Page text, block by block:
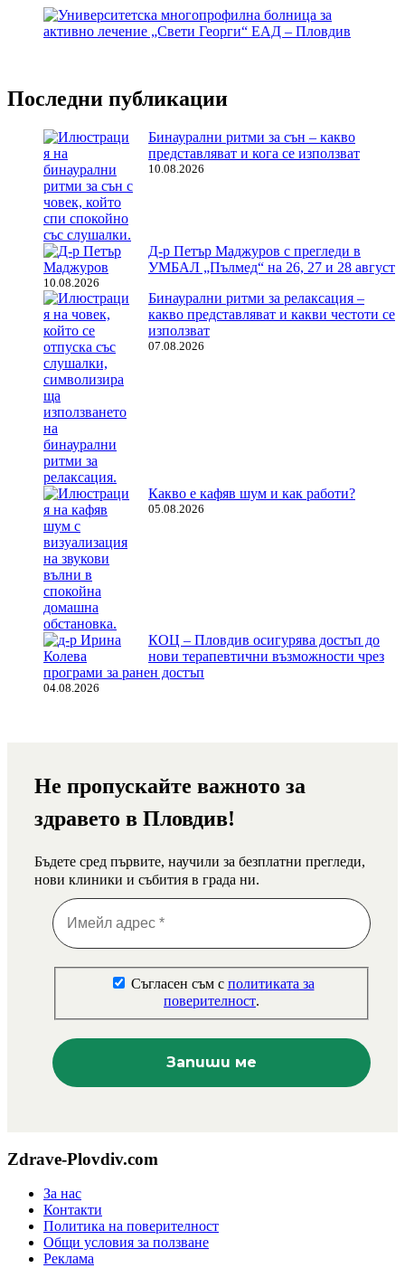
Последни публикации
Бинаурални ритми за сън – какво
представляват и кога се използват
10.08.2026
Д-р Петър Маджуров с прегледи в
УМБАЛ „Пълмед“ на 26, 27 и 28 август
10.08.2026
Бинаурални ритми за релаксация –
какво представляват и какви честоти се
използват
07.08.2026
Какво е кафяв шум и как работи?
05.08.2026
КОЦ – Пловдив осигурява достъп до
нови терапевтични възможности чрез
програми за ранен достъп
04.08.2026
Не пропускайте важното за
здравето в Пловдив!
Бъдете сред първите, научили за безплатни прегледи,
нови клиники и събития в града ни.
Съгласен съм с политиката за
поверителност.
Zdrave-Plovdiv.com
За нас
Контакти
Политика на поверителност
Общи условия за ползване
Реклама